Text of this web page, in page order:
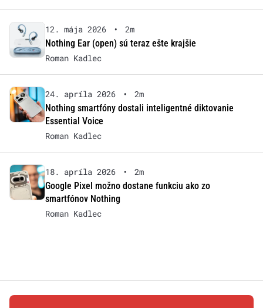
12. mája 2026 •
2m
Nothing Ear (open) sú teraz ešte krajšie
Roman Kadlec
24. apríla 2026 •
2m
Nothing smartfóny dostali inteligentné diktovanie
Essential Voice
Roman Kadlec
18. apríla 2026 •
2m
Google Pixel možno dostane funkciu ako zo
smartfónov Nothing
Roman Kadlec